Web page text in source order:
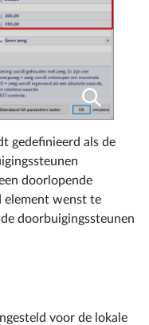
gedefinieerd als de
doorlopende
element wenst te
doorbuigingssteunen
voor de lokale